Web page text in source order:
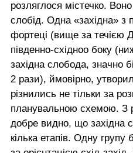
розляглося містечко.
слобід. Одна «західна» з
фортеці (вище за течією
південно-східноо боку
західна слобода, значно
2 рази), ймовірно,
різнились не тільки за
планувальною схемою. З
добре видно, що західна
кілька етапів. Одну групу